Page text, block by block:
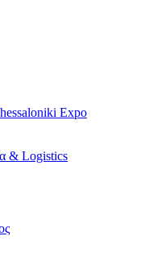
Expo
& Logistics